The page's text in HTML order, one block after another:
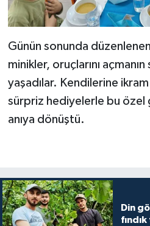
Günün sonunda
minikler, oruçlarını
yaşadılar. Kendilerine
sürpriz hediyelerle bu özel
anıya dönüştü.
Din
Diyarbakır Müftülüğü
Düzce Müftülüğü
Edirne Müftülüğü
Elazığ Müftülüğü
Eskişehir Müftülüğü
İhtida Haberleri
YAŞAM